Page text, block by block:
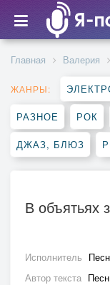
Главная Валерия
ЖАНРЫ:
РАЗНОЕ РОК
ДЖАЗ, БЛЮЗ
В объятьях
Исполнитель
Автор текста